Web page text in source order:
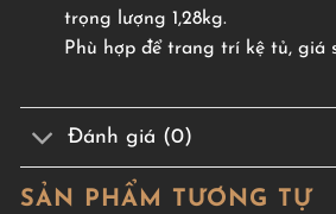
trọng lượng 1,28kg.
Phù hợp để trang trí kệ tủ, giá
Đánh giá (0)
SẢN PHẨM TƯƠNG TỰ